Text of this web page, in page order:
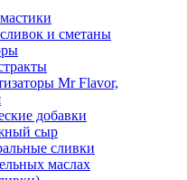
и сметаны
Mr Flavor,
добавки
сыр
сливки
маслах